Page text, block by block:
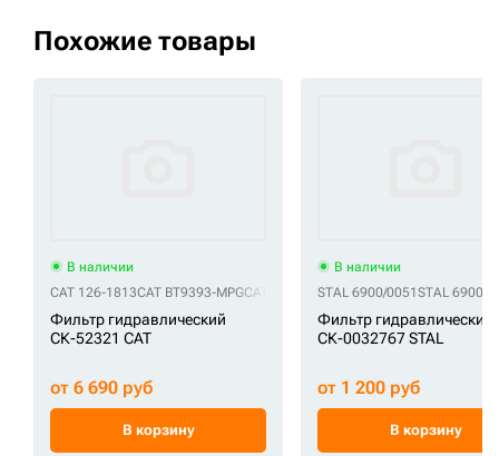
Похожие товары
В наличии
CAT 126-1813CAT BT9393-MPGCAT P170308
Фильтр гидравлический
СК-52321 CAT
от 6 690 руб
В корзину
В наличии
STAL 6900/0051 STAL
Фильтр гидравлический
СК-0032767 STAL
от 1 200 руб
В корзину